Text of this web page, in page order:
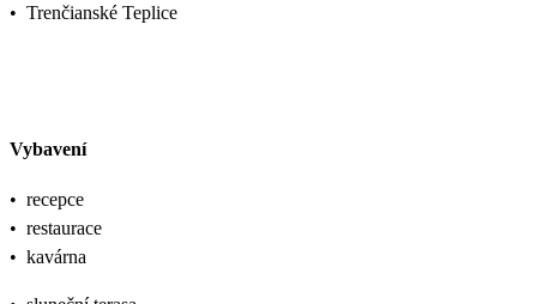
• Trenčianské Teplice
Vybavení
• recepce
• restaurace
• kavárna